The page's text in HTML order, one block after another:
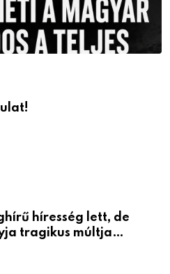
híresség lett, de
tragikus múltja